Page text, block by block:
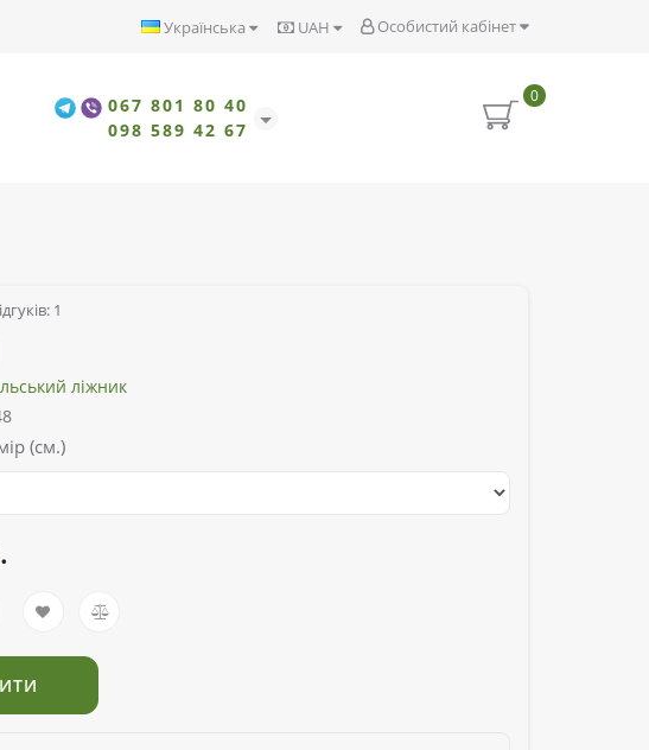
Особистий кабінет
UAH
Українська
067 801 80 40
098 589 42 67
0
1
ліжник
(см.)